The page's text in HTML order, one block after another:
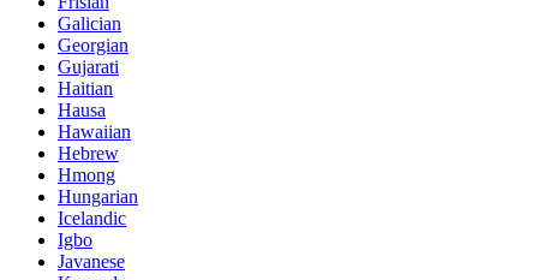
Galician
Georgian
Gujarati
Haitian
Hausa
Hawaiian
Hebrew
Hmong
Hungarian
Icelandic
Igbo
Javanese